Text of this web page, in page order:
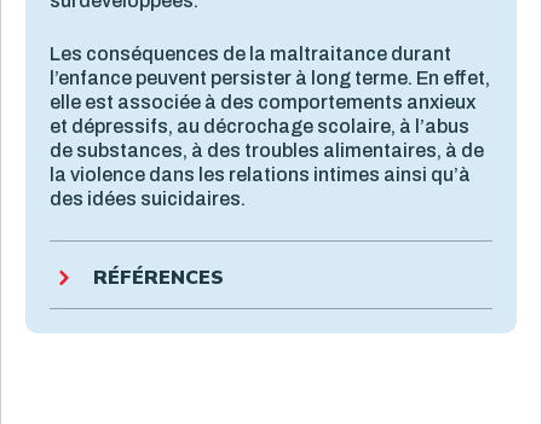
Les conséquences de la maltraitance durant
l’enfance peuvent persister à long terme. En effet,
elle est associée à des comportements anxieux
et dépressifs, au décrochage scolaire, à l’abus
de substances, à des troubles alimentaires, à de
la violence dans les relations intimes ainsi qu’à
des idées suicidaires.
RÉFÉRENCES